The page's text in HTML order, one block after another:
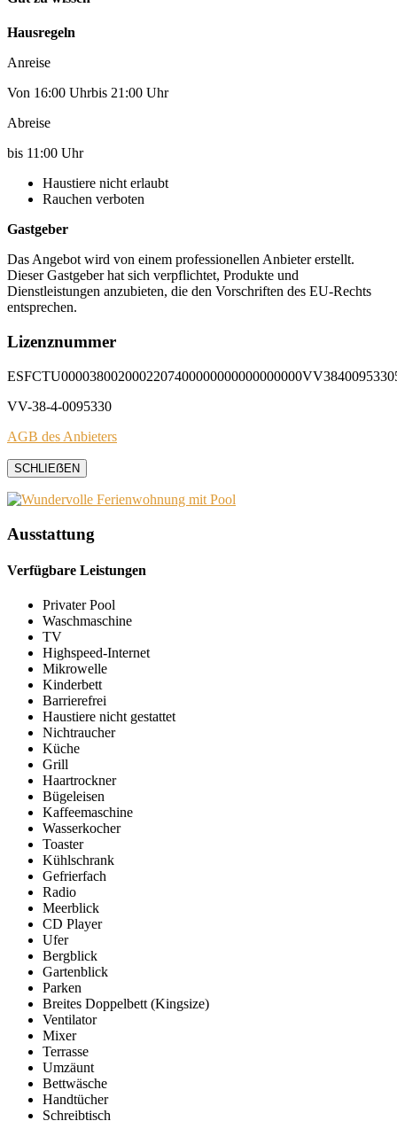
Hausregeln
Anreise
Von 16:00 Uhrbis 21:00 Uhr
Abreise
bis 11:00 Uhr
Haustiere nicht erlaubt
Rauchen verboten
Gastgeber
Das Angebot wird von einem professionellen Anbieter erstellt.
Dieser Gastgeber hat sich verpflichtet, Produkte und
Dienstleistungen anzubieten, die den Vorschriften des EU-Rechts
entsprechen.
Lizenznummer
VV-38-4-0095330
AGB des Anbieters
SCHLIEẞEN
Ausstattung
Verfügbare Leistungen
Privater Pool
Waschmaschine
TV
Highspeed-Internet
Mikrowelle
Kinderbett
Barrierefrei
Haustiere nicht gestattet
Nichtraucher
Küche
Grill
Haartrockner
Bügeleisen
Kaffeemaschine
Wasserkocher
Toaster
Kühlschrank
Gefrierfach
Radio
Meerblick
CD Player
Ufer
Bergblick
Gartenblick
Parken
Breites Doppelbett (Kingsize)
Ventilator
Mixer
Terrasse
Umzäunt
Bettwäsche
Handtücher
Schreibtisch